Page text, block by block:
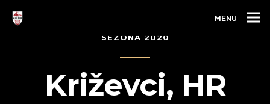
MENU
SEZONA 2020
Križevci, HR